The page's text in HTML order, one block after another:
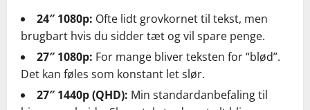
24″ 1080p: Ofte lidt grovkornet til tekst, men
brugbart hvis du sidder tæt og vil spare penge.
27″ 1080p: For mange bliver teksten for “blød”.
Det kan føles som konstant let slør.
27″ 1440p (QHD): Min standardanbefaling til